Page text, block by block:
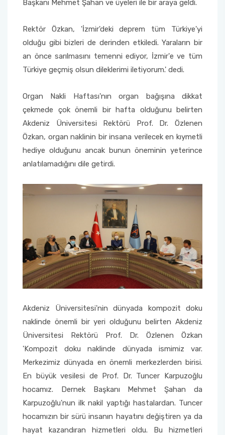
Başkanı Mehmet Şahan ve üyeleri ile bir araya geldi.
Rektör Özkan, 'İzmir'deki deprem tüm Türkiye'yi
olduğu gibi bizleri de derinden etkiledi. Yaraların bir
an önce sarılmasını temenni ediyor, İzmir'e ve tüm
Türkiye geçmiş olsun dileklerimi iletiyorum.' dedi.
Organ Nakli Haftası'nın organ bağışına dikkat
çekmede çok önemli bir hafta olduğunu belirten
Akdeniz Üniversitesi Rektörü Prof. Dr. Özlenen
Özkan, organ naklinin bir insana verilecek en kıymetli
hediye olduğunu ancak bunun öneminin yeterince
anlatılamadığını dile getirdi.
Akdeniz Üniversitesi'nin dünyada kompozit doku
naklinde önemli bir yeri olduğunu belirten Akdeniz
Üniversitesi Rektörü Prof. Dr. Özlenen Özkan
'Kompozit doku naklinde dünyada ismimiz var.
Merkezimiz dünyada en önemli merkezlerden birisi.
En büyük vesilesi de Prof. Dr. Tuncer Karpuzoğlu
hocamız. Dernek Başkanı Mehmet Şahan da
Karpuzoğlu'nun ilk nakil yaptığı hastalardan. Tuncer
hocamızın bir sürü insanın hayatını değiştiren ya da
hayat kazandıran hizmetleri oldu. Bu hizmetleri
Faaliyet Raporları
Akademik Tören
İletişim Fakültesi
Kemer Denizcilik Fakültesi
Kumluca Sağlık Bilimleri Fakültesi
Manavgat Sosyal ve Beşeri Bilimler Fakültesi
Manavgat Turizm Fakültesi
Manavgat Yabancı Diller Fakültesi
Mimarlık Fakültesi
Sağlık Bilimleri Fakültesi
Serik İşletme Fakültesi
Su Ürünleri Fakültesi
Tıp Fakültesi
Turizm Fakültesi
Uygulamalı Bilimler Fakültesi
Ziraat Fakültesi
Serik Gülsün Süleyman Süral MYO
Sosyal Bilimler MYO
Teknik Bilimler MYO
Uluslararası İlişkiler Ofisi
Sıkça Sorulan Sorular
Online Sağlık Hizmetleri Randevu Sistemi
Yönetim Sistemi)
Dış Kaynaklı Proje Takip Sistemi
AB Projeleri
Web of Science
SciVal